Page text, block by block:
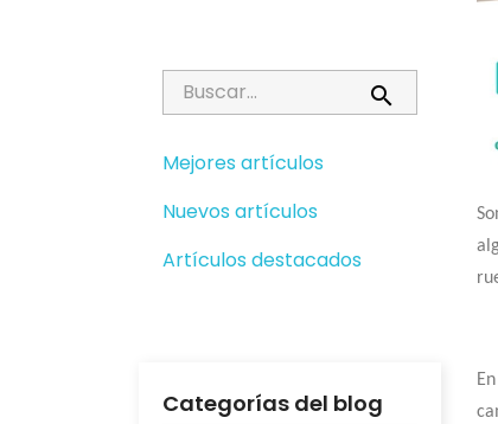

Mejores artículos
Nuevos artículos
Artículos destacados
Categorías del blog